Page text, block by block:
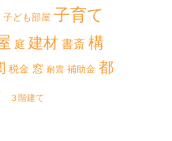
子ども部屋 子育て
庭 建材 書斎 構
税金 窓 耐震 補助金 都
３階建て